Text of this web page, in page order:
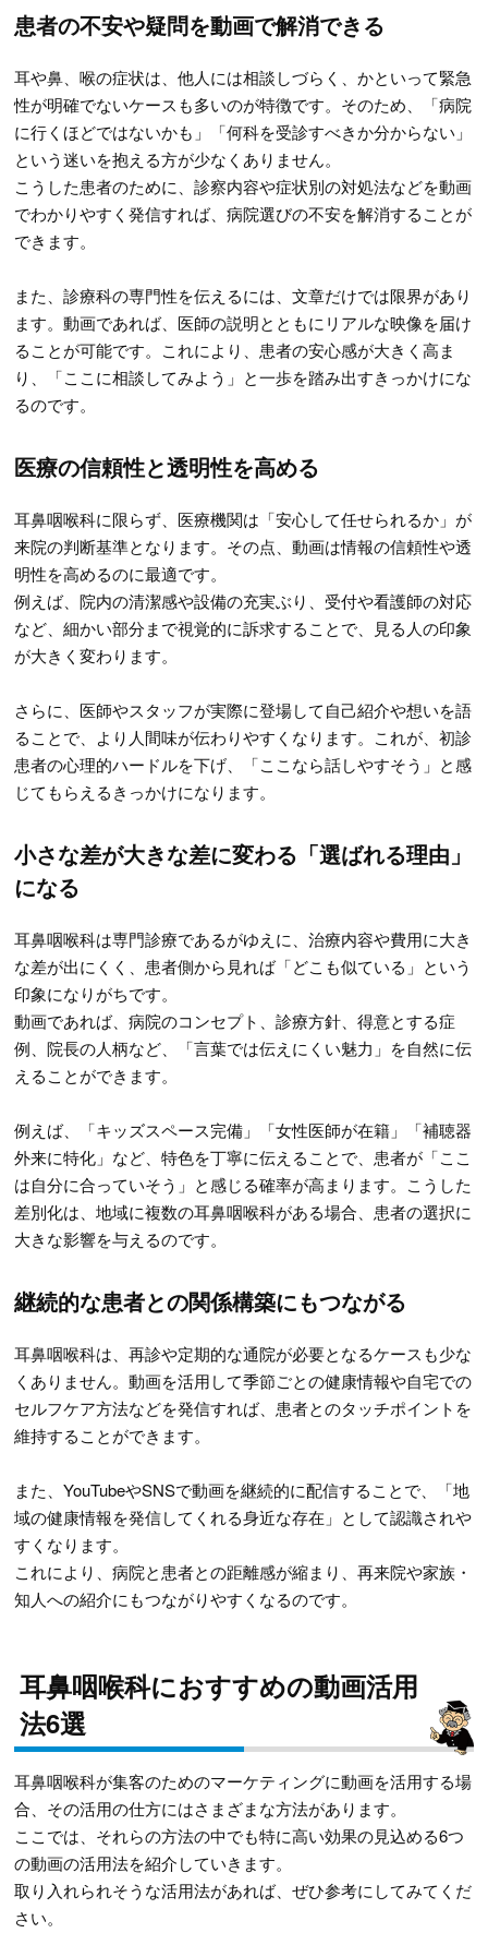
患者の不安や疑問を動画で解消できる
耳や鼻、喉の症状は、他人には相談しづらく、かといって緊急
性が明確でないケースも多いのが特徴です。そのため、「病院
に行くほどではないかも」「何科を受診すべきか分からない」
という迷いを抱える方が少なくありません。
こうした患者のために、診察内容や症状別の対処法などを動画
でわかりやすく発信すれば、病院選びの不安を解消することが
できます。
また、診療科の専門性を伝えるには、文章だけでは限界があり
ます。動画であれば、医師の説明とともにリアルな映像を届け
ることが可能です。これにより、患者の安心感が大きく高ま
り、「ここに相談してみよう」と一歩を踏み出すきっかけにな
るのです。
医療の信頼性と透明性を高める
耳鼻咽喉科に限らず、医療機関は「安心して任せられるか」が
来院の判断基準となります。その点、動画は情報の信頼性や透
明性を高めるのに最適です。
例えば、院内の清潔感や設備の充実ぶり、受付や看護師の対応
など、細かい部分まで視覚的に訴求することで、見る人の印象
が大きく変わります。
さらに、医師やスタッフが実際に登場して自己紹介や想いを語
ることで、より人間味が伝わりやすくなります。これが、初診
患者の心理的ハードルを下げ、「ここなら話しやすそう」と感
じてもらえるきっかけになります。
小さな差が大きな差に変わる「選ばれる理由」
になる
耳鼻咽喉科は専門診療であるがゆえに、治療内容や費用に大き
な差が出にくく、患者側から見れば「どこも似ている」という
印象になりがちです。
動画であれば、病院のコンセプト、診療方針、得意とする症
例、院長の人柄など、「言葉では伝えにくい魅力」を自然に伝
えることができます。
例えば、「キッズスペース完備」「女性医師が在籍」「補聴器
外来に特化」など、特色を丁寧に伝えることで、患者が「ここ
は自分に合っていそう」と感じる確率が高まります。こうした
差別化は、地域に複数の耳鼻咽喉科がある場合、患者の選択に
大きな影響を与えるのです。
継続的な患者との関係構築にもつながる
耳鼻咽喉科は、再診や定期的な通院が必要となるケースも少な
くありません。動画を活用して季節ごとの健康情報や自宅での
セルフケア方法などを発信すれば、患者とのタッチポイントを
維持することができます。
また、YouTubeやSNSで動画を継続的に配信することで、「地
域の健康情報を発信してくれる身近な存在」として認識されや
すくなります。
これにより、病院と患者との距離感が縮まり、再来院や家族・
知人への紹介にもつながりやすくなるのです。
耳鼻咽喉科におすすめの動画活用
法6選
耳鼻咽喉科が集客のためのマーケティングに動画を活用する場
合、その活用の仕方にはさまざまな方法があります。
ここでは、それらの方法の中でも特に高い効果の見込める6つ
の動画の活用法を紹介していきます。
取り入れられそうな活用法があれば、ぜひ参考にしてみてくだ
さい。